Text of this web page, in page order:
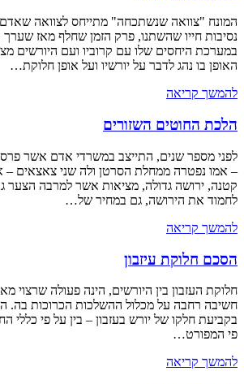
המונח "צוואה שנשתכחה" מתייחס לצוואה
נסיבות חייו שהשתנו, פרק הזמן שחלף מאז שערך
במערכת היחסים שלו עם קרוביו ועם היורשים
האופן בו נהג לדבר על יורשיו ועל אופן חלוקת…
להמשך קריאה
הלכת החוטים השזורים
לפני מספר שנים, התייצב במשרדי אדם אשר
– אמו נפטרה ממחלת הסרטן ולה שני צאצאים –
קטנה, ירושה גדולה, מציאות אשר למרבה הצער
לחמוד את הירושה, גם במחיר של…
להמשך קריאה
הסכם חלוקת עיזבון
חלוקת העזבון בין היורשים, הינה פעולה שרצוי
חשיבה רחבה על מכלול ההשלכות הכרוכות בה.
בקביעת חלקו של יורש בעזבון – בין על פי כללי
פי המפורט…
להמשך קריאה